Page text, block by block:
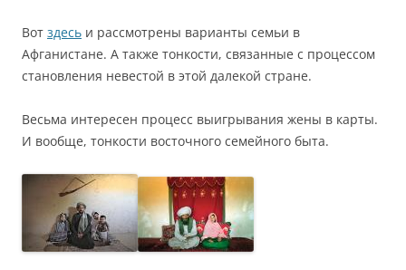
Вот здесь и рассмотрены варианты семьи в
Афганистане. А также тонкости, связанные с процессом
становления невестой в этой далекой стране.
Весьма интересен процесс выигрывания жены в карты.
И вообще, тонкости восточного семейного быта.